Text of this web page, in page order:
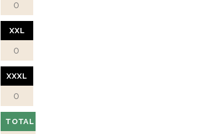
XXL
XXXL
TOTAL